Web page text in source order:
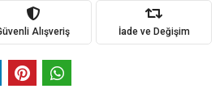
Alışveriş İade ve Değişim